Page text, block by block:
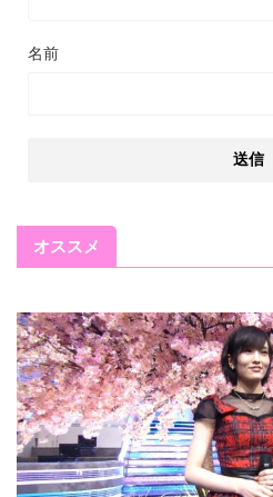
名前
オススメ